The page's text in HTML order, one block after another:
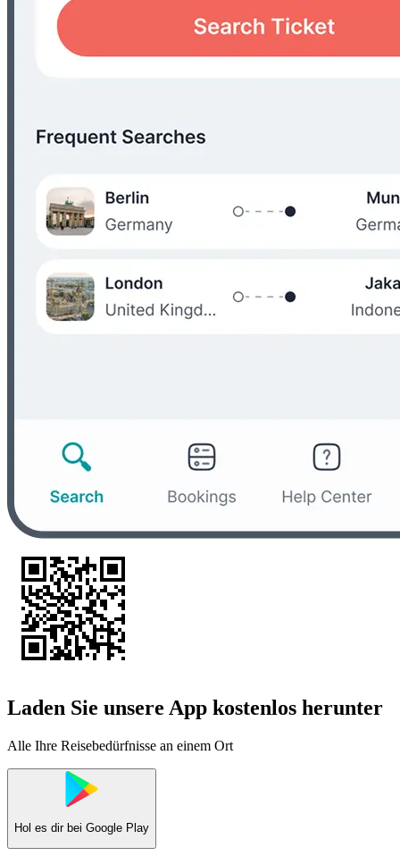
Laden Sie unsere App kostenlos herunter
Alle Ihre Reisebedürfnisse an einem Ort
Hol es dir bei Google Play